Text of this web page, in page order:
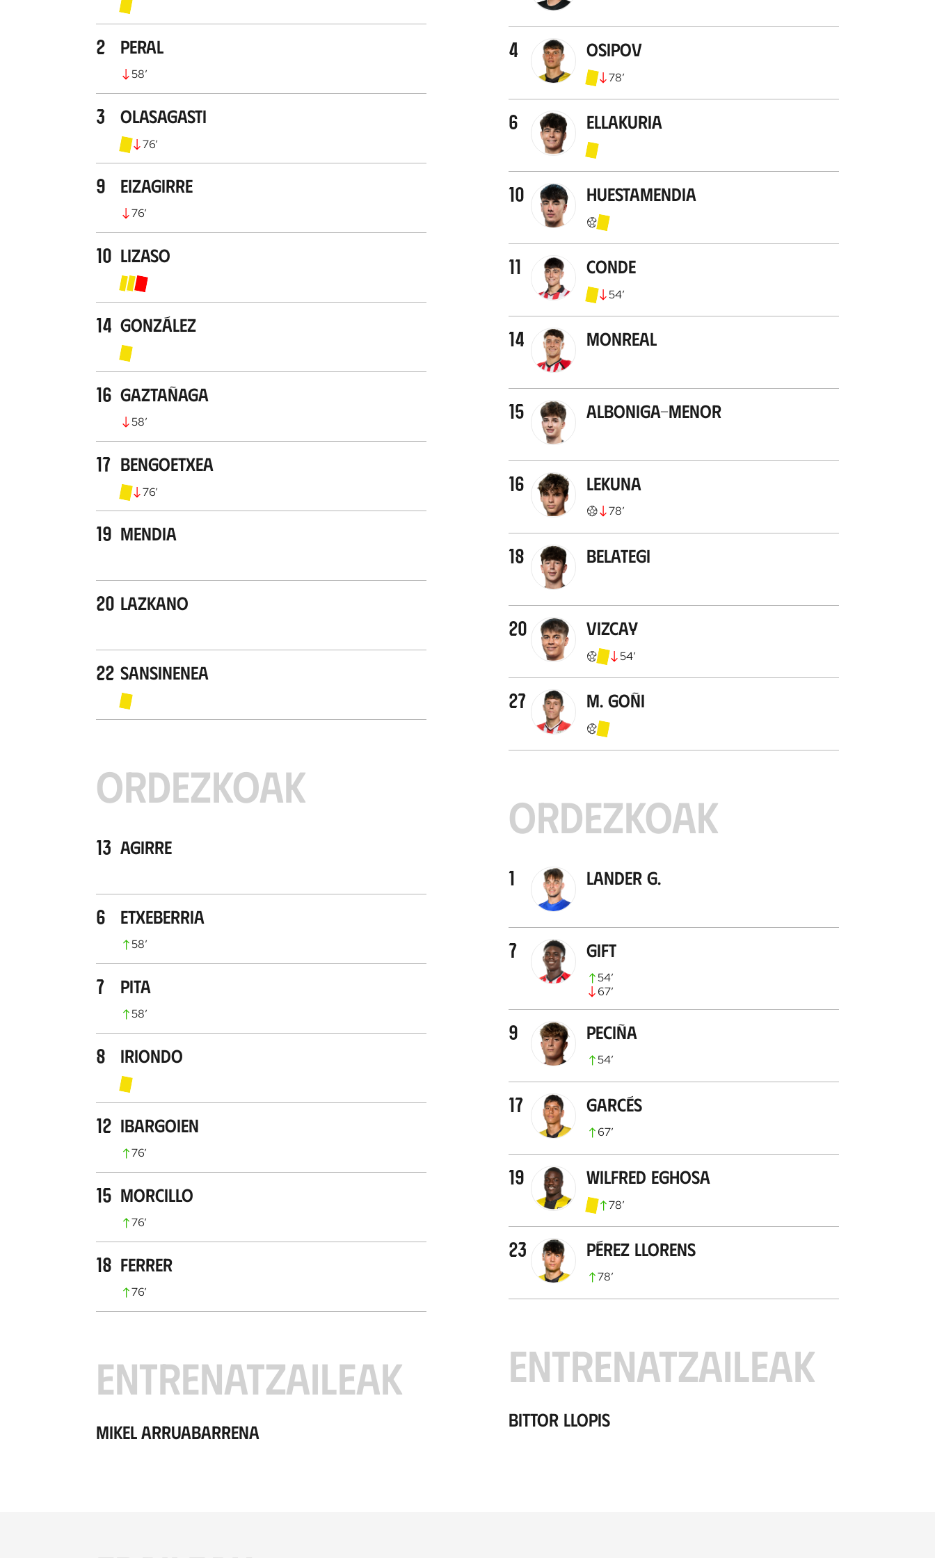
2 Peral
58’
3 Olasagasti
76’
9 Eizagirre
76’
10 Lizaso
14 González
16 Gaztañaga
58’
17 Bengoetxea
76’
19 Mendia
20 Lazkano
22 Sansinenea
ORDEZKOAK
13 Agirre
6 Etxeberria
58’
7 Pita
58’
8 Iriondo
12 Ibargoien
76’
15 Morcillo
76’
18 Ferrer
76’
ENTRENATZAILEAK
Mikel Arruabarrena
4 Osipov
78’
6 Ellakuria
10 Huestamendia
11 Conde
54’
14 Monreal
15 Alboniga-Menor
16 Lekuna
78’
18 Belategi
20 Vizcay
54’
27 M. Goñi
ORDEZKOAK
1 Lander G.
7 Gift
54’
67’
9 Peciña
54’
17 Garcés
67’
19 Wilfred Eghosa
78’
23 Pérez Llorens
78’
ENTRENATZAILEAK
Bittor Llopis